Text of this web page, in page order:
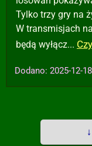
Tylko trzy gry na
W transmisjach
będą wyłącz...
Dodano: 2025-12-